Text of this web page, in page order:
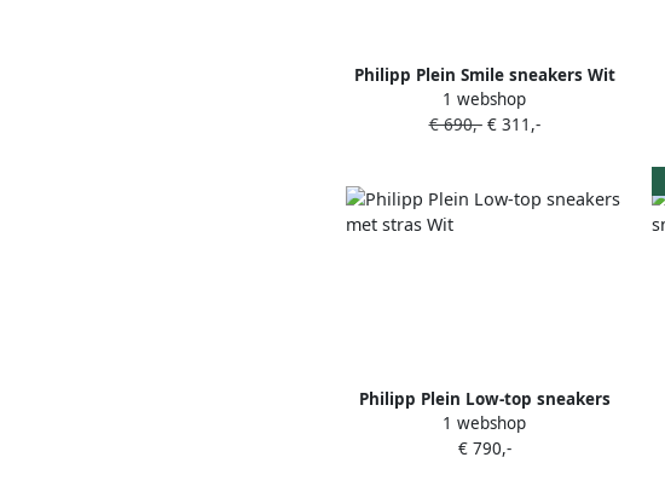
Philipp Plein Smile sneakers Wit
1 webshop
€ 690,-€ 311,-
Philipp Plein Low-top sneakers
met stras Wit
1 webshop
€ 790,-